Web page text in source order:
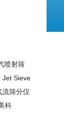
喷射筛
Jet Sieve
流筛分仪
科